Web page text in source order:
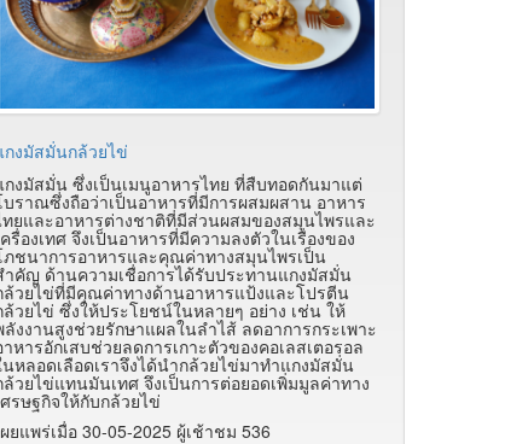
กงมัสมั่นกล้วยไข่
กงมัสมั่น ซึ่งเป็นเมนูอาหารไทย ที่สืบทอดกันมาแต่
บราณซึ่งถือว่าเป็นอาหารที่มีการผสมผสาน อาหาร
ทยและอาหารต่างชาติที่มีส่วนผสมของสมุนไพรและ
ครื่องเทศ จึงเป็นอาหารที่มีความลงตัวในเรื่องของ
ภชนาการอาหารและคุณค่าทางสมุนไพรเป็น
ำคัญ ด้านความเชื่อการได้รับประทานแกงมัสมั่น
ล้วยไข่ที่มีคุณค่าทางด้านอาหารแป้งและโปรตีน
ล้วยไข่ ซึ่งให้ประโยชน์ในหลายๆ อย่าง เช่น ให้
ลังงานสูงช่วยรักษาแผลในลำไส้ ลดอาการกระเพาะ
าหารอักเสบช่วยลดการเกาะตัวของคอเลสเตอรอล
นหลอดเลือดเราจึงได้นำกล้วยไข่มาทำแกงมัสมั่น
ล้วยไข่แทนมันเทศ จึงเป็นการต่อยอดเพิ่มมูลค่าทาง
ศรษฐกิจให้กับกล้วยไข่
ผยแพร่เมื่อ 30-05-2025 ผู้เช้าชม 536